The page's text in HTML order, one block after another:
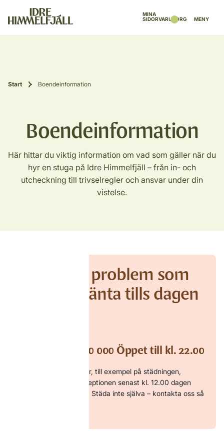
MINA
SIDORVARUKORG MENY
Start Boendeinformation
Boendeinformation
Här hittar du viktig information om vad som gäller när du
hyr en stuga på Idre Himmelfjäll – från in- och
utcheckning till trivselregler och ansvar under din
vistelse.
För akuta problem som
inte kan vänta tills dagen
Ring +46 253-20 000 Öppet till kl. 22.00
Om du har synpunkter, till exempel på städningen,
vänligen meddela receptionen senast kl. 12.00 dagen
efter att ni har anlänt. Städa inte själva – kontakta oss så